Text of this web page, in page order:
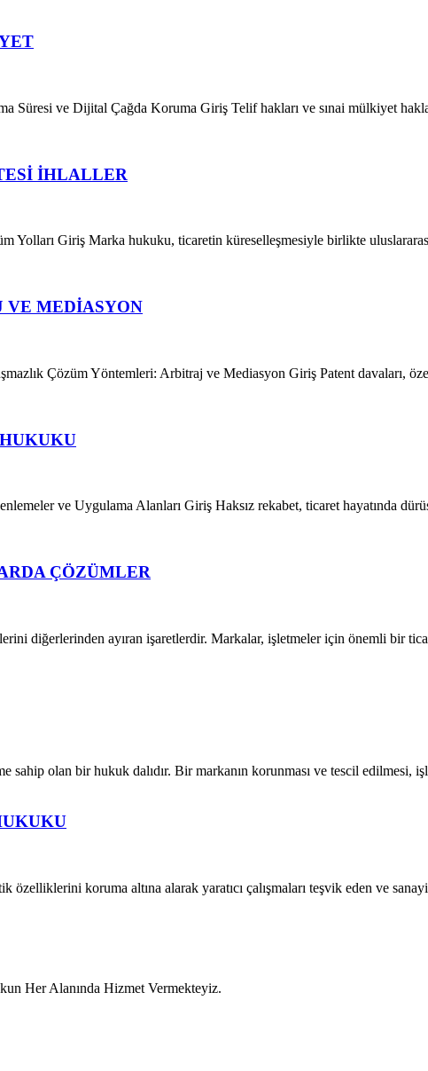
Süresi ve Dijital Çağda Koruma Giriş Telif hakları ve sınai mülkiyet
İHLALLER
Yolları Giriş Marka hukuku, ticaretin küreselleşmesiyle birlikte
VE MEDİASYON
Çözüm Yöntemleri: Arbitraj ve Mediasyon Giriş Patent davaları,
ve Uygulama Alanları Giriş Haksız rekabet, ticaret hayatında
ÇÖZÜMLER
diğerlerinden ayıran işaretlerdir. Markalar, işletmeler için önemli bir
sahip olan bir hukuk dalıdır. Bir markanın korunması ve tescil edilmesi,
özelliklerini koruma altına alarak yaratıcı çalışmaları teşvik eden ve
Her Alanında Hizmet Vermekteyiz.